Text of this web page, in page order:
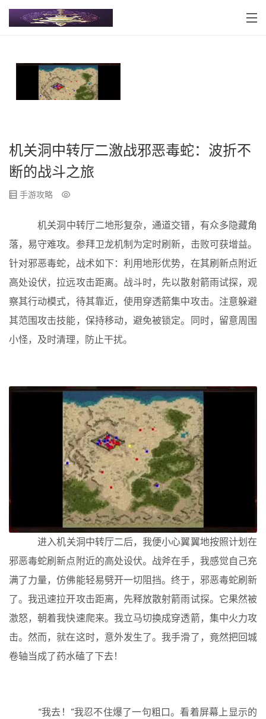
机关洞中转厅二激战邪恶毒蛇：波折不
断的战斗之旅
手游攻略
机关洞中转厅二地形复杂，通道交错，有众多隐藏角
落，易守难攻。参拜卫龙机制为定时刷新，击败可获增益。
针对邪恶毒蛇，战术如下：利用地形优势，在其刷新点附近
高处设伏，拉远攻击距离。战斗时，先以散射箭雨试探，观
察其行动模式，待其靠近，使用穿透箭集中攻击。注意躲避
其范围攻击技能，保持移动，避免被锁定。同时，留意周围
小怪，及时清理，防止干扰。
进入机关洞中转厅二后，我便小心翼翼地按照计划在
邪恶毒蛇刷新点附近的高处设伏。战斧在手，我感觉自己充
满了力量，仿佛能轻易劈开一切阻挡。终于，邪恶毒蛇刷新
了。我迅速拉开攻击距离，先释放散射箭雨试探。它果然被
激怒，朝着我快速爬来。我立马切换成穿透箭，集中火力攻
击。然而，就在这时，意外发生了。我手滑了，竟然把回城
卷轴当成了药水磕了下去！
“我去！”我忍不住爆了一句粗口。看着屏幕上显示的